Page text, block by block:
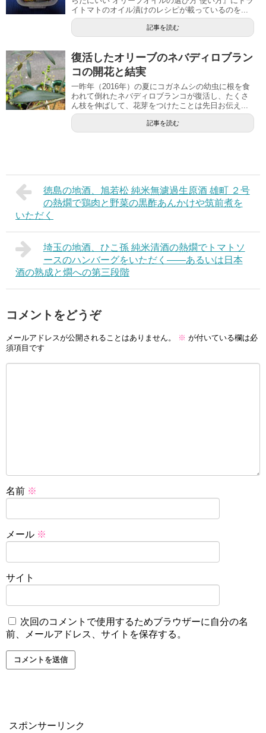
イトマトのオイル漬けのレシピが載っているのを...
記事を読む
復活したオリーブのネバディロブラン
コの開花と結実
一昨年（2016年）の夏にコガネムシの幼虫に根を食
われて倒れたネバディロブランコが復活し、たくさ
ん枝を伸ばして、花芽をつけたことは先日お伝え...
記事を読む
徳島の地酒、旭若松 純米無濾過生原酒 雄町 ２号
の熱燗で鶏肉と野菜の黒酢あんかけや筑前煮を
いただく
埼玉の地酒、ひこ孫 純米清酒の熱燗でトマトソ
ースのハンバーグをいただく――あるいは日本
酒の熟成と燗への第三段階
コメントをどうぞ
メールアドレスが公開されることはありません。 ※ が付いている欄は必
須項目です
名前 ※
メール ※
サイト
次回のコメントで使用するためブラウザーに自分の名
前、メールアドレス、サイトを保存する。
スポンサーリンク